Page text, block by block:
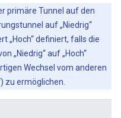
primäre Tunnel auf den
auf „Niedrig“
„Hoch“ definiert, falls die
„Niedrig“ auf „Hoch“
Wechsel vom anderen
zu ermöglichen.